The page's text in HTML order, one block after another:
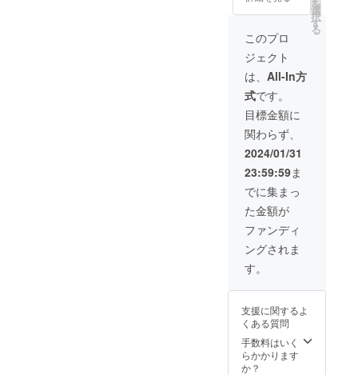
です ※
このリ
ターン
は2024
年3月下
旬のお
届け予
定で
す。
を
選
択
す
る
このプロ
ジェクト
は、 All-In方
式です。
目標金額に
関わらず、
2024/01/31
23:59:59ま
でに集まっ
た金額が
ファンディ
ングされま
す。
支援に関するよ
くある質問
手数料はいく
らかかります
か？